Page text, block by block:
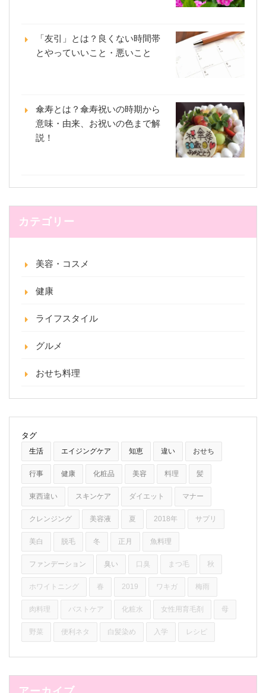
「友引」とは？良くない時間帯
とやっていいこと・悪いこと
傘寿とは？傘寿祝いの時期から
意味・由来、お祝いの色まで解
説！
カテゴリー
美容・コスメ
健康
ライフスタイル
グルメ
おせち料理
タグ
生活 エイジングケア 知恵 違い おせち
行事 健康 化粧品 美容 料理 髪
東西違い スキンケア ダイエット マナー
クレンジング 美容液 夏 2018年 サプリ
美白 脱毛 冬 正月 魚料理
ファンデーション 臭い 口臭 まつ毛 秋
ホワイトニング 春 2019 ワキガ 梅雨
肉料理 バストケア 化粧水 女性用育毛剤 母
野菜 便利ネタ 白髪染め 入学 レシピ